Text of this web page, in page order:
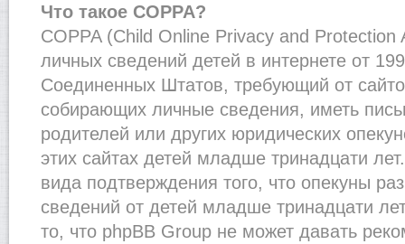
Что такое COPPA?
COPPA (Child Online Privacy and Protection
личных сведений детей в интернете от
Соединенных Штатов, требующий от
собирающих личные сведения, иметь
родителей или других юридических
этих сайтах детей младше тринадцати
вида подтверждения того, что опекуны
сведений от детей младше тринадцати
то, что phpBB Group не может давать